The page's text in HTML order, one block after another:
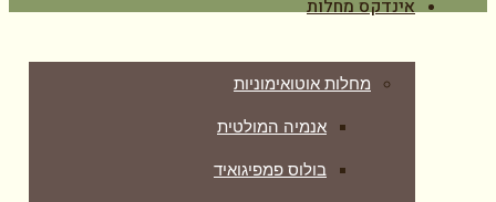
אינדקס מחלות
מחלות אוטואימוניות
אנמיה המולטית
בולוס פמפיגואיד